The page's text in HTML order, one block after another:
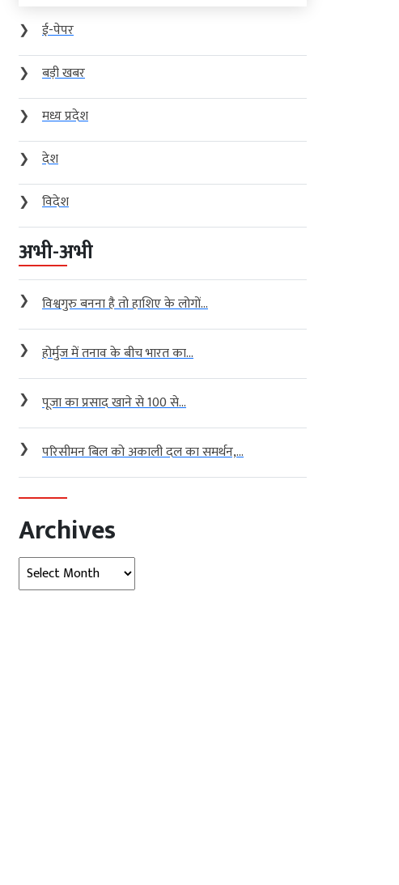
❯
ई-पेपर
❯
बड़ी खबर
❯
मध्य प्रदेश
❯
देश
❯
विदेश
अभी-अभी
❯ विश्वगुरु बनना है तो हाशिए के लोगों...
❯ होर्मुज में तनाव के बीच भारत का...
❯ पूजा का प्रसाद खाने से 100 से...
❯ परिसीमन बिल को अकाली दल का समर्थन,...
Archives
Archives